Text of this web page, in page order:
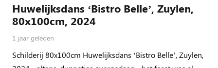
Huwelijksdans ‘Bistro Belle’, Zuylen,
80x100cm, 2024
1 jaar geleden
Schilderij 80x100cm Huwelijksdans ‘Bistro Belle’, Zuylen,